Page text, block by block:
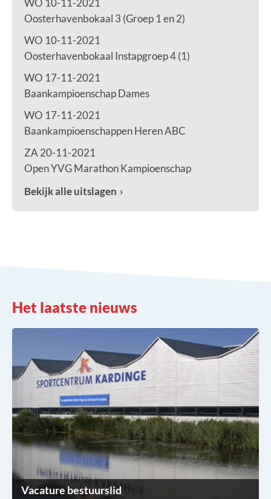
WO 10-11-2021
Oosterhavenbokaal 3 (Groep 1 en 2)
WO 10-11-2021
Oosterhavenbokaal Instapgroep 4 (1)
WO 17-11-2021
Baankampioenschap Dames
WO 17-11-2021
Baankampioenschappen Heren ABC
ZA 20-11-2021
Open YVG Marathon Kampioenschap
Bekijk alle uitslagen
Het laatste nieuws
Vacature bestuurslid